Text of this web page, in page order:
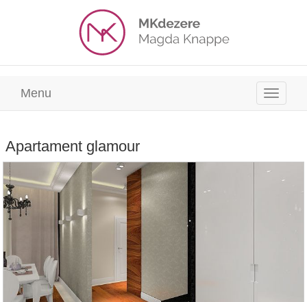
Menu
Apartament glamour